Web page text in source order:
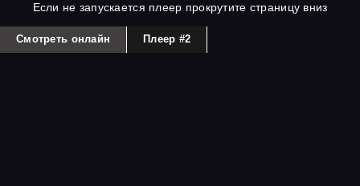
Если не запускается плеер прокрутите страницу вниз
Смотреть онлайн Плеер #2